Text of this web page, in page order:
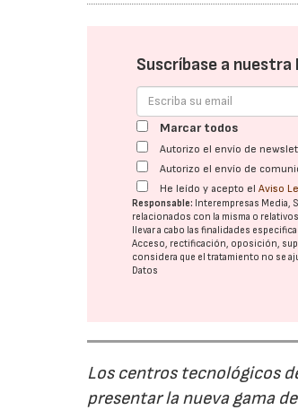
Suscríbase a
Marcar todos
Autorizo el envío de
Autorizo el envío de
He leído y acepto elAviso
Responsable: Interempresas Media,
relacionados con la misma o
llevar a cabo las finalidades
Acceso, rectificación, oposición,
considera que el tratamiento no se
Datos
Los centros tecnológicos
presentar la nueva gama